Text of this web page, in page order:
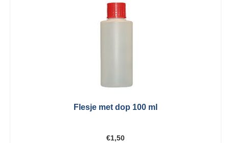
Flesje met dop 100 ml
€1,50